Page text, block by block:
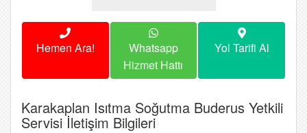
Hemen Ara!
Whatsapp
Hizmet Hattı
Yol Tarifi Al
Karakaplan Isıtma Soğutma Buderus Yetkili
Servisi İletişim Bilgileri